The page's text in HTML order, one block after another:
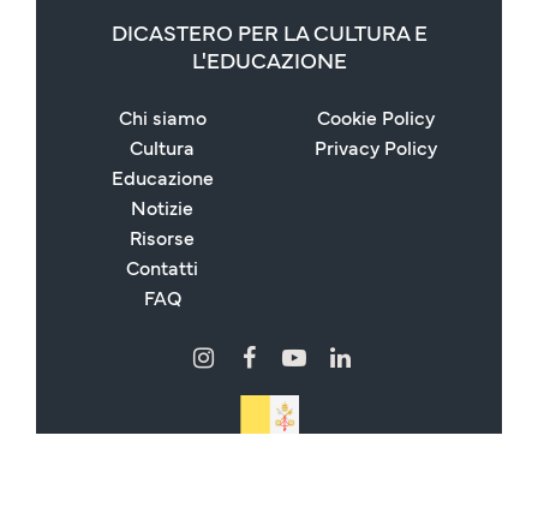
DICASTERO PER LA CULTURA E
L'EDUCAZIONE
Chi siamo
Cultura
Educazione
Notizie
Risorse
Contatti
FAQ
Cookie Policy
Privacy Policy